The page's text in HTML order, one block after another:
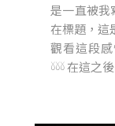
是一直被我
在標題，這
觀看這段
𓍱𓍱𓍱 在這之